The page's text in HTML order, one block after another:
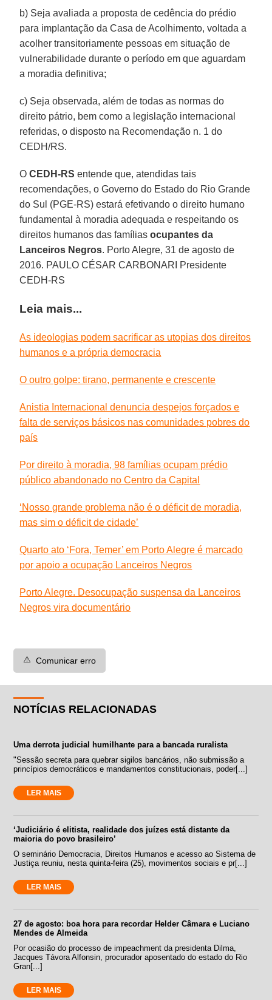
b) Seja avaliada a proposta de cedência do prédio
para implantação da Casa de Acolhimento, voltada a
acolher transitoriamente pessoas em situação de
vulnerabilidade durante o período em que aguardam
a moradia definitiva;
c) Seja observada, além de todas as normas do
direito pátrio, bem como a legislação internacional
referidas, o disposto na Recomendação n. 1 do
CEDH/RS.
OCEDH-RS entende que, atendidas tais
recomendações, o Governo do Estado do Rio Grande
do Sul (PGE-RS) estará efetivando o direito humano
fundamental à moradia adequada e respeitando os
direitos humanos das famílias ocupantes da
Lanceiros Negros. Porto Alegre, 31 de agosto de
2016. PAULO CÉSAR CARBONARI Presidente
CEDH-RS
Leia mais...
As ideologias podem sacrificar as utopias dos direitos
humanos e a própria democracia
O outro golpe: tirano, permanente e crescente
Anistia Internacional denuncia despejos forçados e
falta de serviços básicos nas comunidades pobres do
país
Por direito à moradia, 98 famílias ocupam prédio
público abandonado no Centro da Capital
‘Nosso grande problema não é o déficit de moradia,
mas sim o déficit de cidade’
Quarto ato ‘Fora, Temer’ em Porto Alegre é marcado
por apoio a ocupação Lanceiros Negros
Porto Alegre. Desocupação suspensa da Lanceiros
Negros vira documentário
⚠️ Comunicar erro
NOTÍCIAS RELACIONADAS
Uma derrota judicial humilhante para a bancada ruralista
"Sessão secreta para quebrar sigilos bancários, não submissão a
princípios democráticos e mandamentos constitucionais, poder[...]
LER MAIS
‘Judiciário é elitista, realidade dos juízes está distante da
maioria do povo brasileiro’
O seminário Democracia, Direitos Humanos e acesso ao Sistema de
Justiça reuniu, nesta quinta-feira (25), movimentos sociais e pr[...]
LER MAIS
27 de agosto: boa hora para recordar Helder Câmara e Luciano
Mendes de Almeida
Por ocasião do processo de impeachment da presidenta Dilma,
Jacques Távora Alfonsin, procurador aposentado do estado do Rio
Gran[...]
LER MAIS